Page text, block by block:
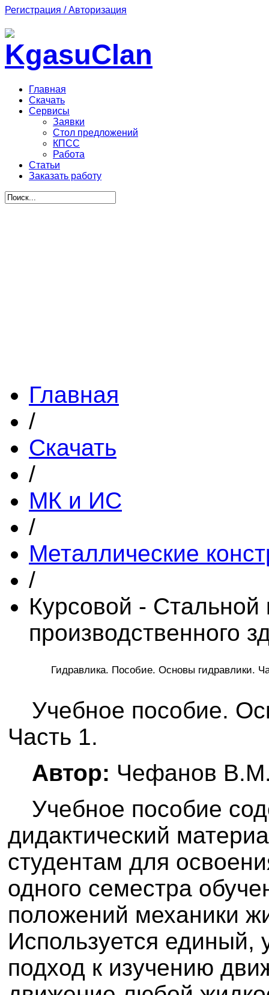
Регистрация / Авторизация
Главная
Скачать
Сервисы
Заявки
Стол предложений
КПСС
Работа
Статьи
Заказать работу
Главная
/
Скачать
/
МК и ИС
/
Металлические
/
Курсовой - Стальной
производственного
Гидравлика. Пособие. Основы гидравлики.
Учебное пособие.
Часть 1.
Автор: Чефанов
Учебное пособие
дидактический
студентам для
одного семестра
положений механики
Используется единый,
подход к изучению